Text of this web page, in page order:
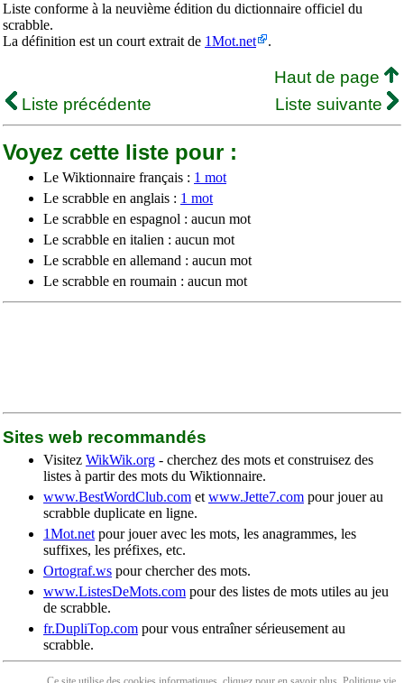
Liste conforme à la neuvième édition du dictionnaire officiel du
scrabble.
La définition est un court extrait de 1Mot.net .
Haut de page
Liste précédente
Liste suivante
Voyez cette liste pour :
Le Wiktionnaire français : 1 mot
Le scrabble en anglais : 1 mot
Le scrabble en espagnol : aucun mot
Le scrabble en italien : aucun mot
Le scrabble en allemand : aucun mot
Le scrabble en roumain : aucun mot
Sites web recommandés
Visitez WikWik.org - cherchez des mots et construisez des
listes à partir des mots du Wiktionnaire.
www.BestWordClub.com et www.Jette7.com pour jouer au
scrabble duplicate en ligne.
1Mot.net pour jouer avec les mots, les anagrammes, les
suffixes, les préfixes, etc.
Ortograf.ws pour chercher des mots.
www.ListesDeMots.com pour des listes de mots utiles au jeu
de scrabble.
fr.DupliTop.com pour vous entraîner sérieusement au
scrabble.